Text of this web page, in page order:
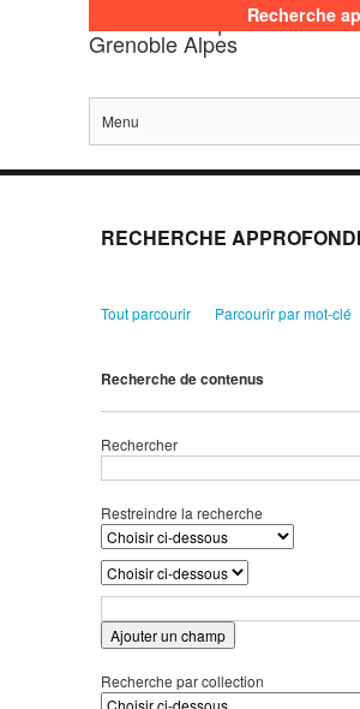
des bibliothèques de
Grenoble Alpes
Recherche
Menu
RECHERCHE
Tout parcourir Parcourir par mot-clé
Recherche de contenus
Rechercher
Restreindre la recherche
Ajouter un champ
Recherche par collection